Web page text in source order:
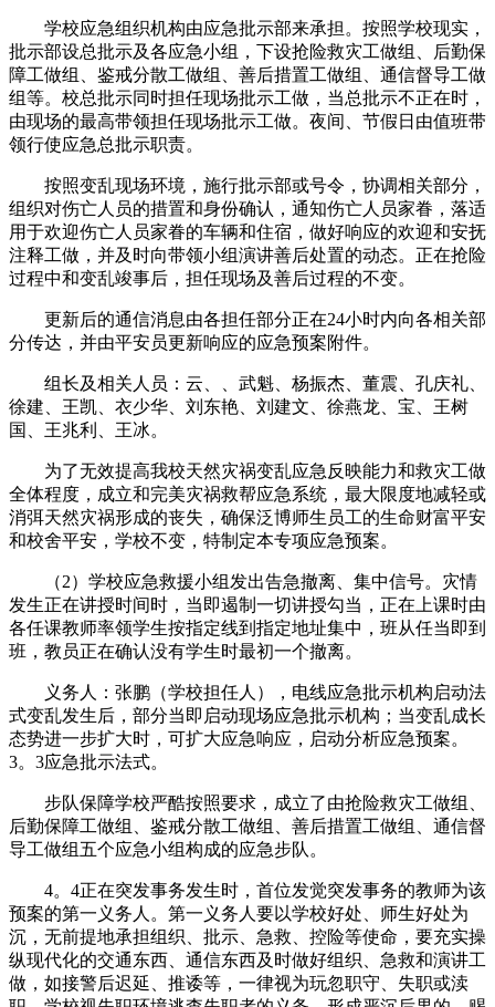
学校应急组织机构由应急批示部来承担。按照学校现实，
批示部设总批示及各应急小组，下设抢险救灾工做组、后勤保
障工做组、鉴戒分散工做组、善后措置工做组、通信督导工做
组等。校总批示同时担任现场批示工做，当总批示不正在时，
由现场的最高带领担任现场批示工做。夜间、节假日由值班带
领行使应急总批示职责。
按照变乱现场环境，施行批示部或号令，协调相关部分，
组织对伤亡人员的措置和身份确认，通知伤亡人员家眷，落适
用于欢迎伤亡人员家眷的车辆和住宿，做好响应的欢迎和安抚
注释工做，并及时向带领小组演讲善后处置的动态。正在抢险
过程中和变乱竣事后，担任现场及善后过程的不变。
更新后的通信消息由各担任部分正在24小时内向各相关部
分传达，并由平安员更新响应的应急预案附件。
组长及相关人员：云、、武魁、杨振杰、董震、孔庆礼、
徐建、王凯、衣少华、刘东艳、刘建文、徐燕龙、宝、王树
国、王兆利、王冰。
为了无效提高我校天然灾祸变乱应急反映能力和救灾工做
全体程度，成立和完美灾祸救帮应急系统，最大限度地减轻或
消弭天然灾祸形成的丧失，确保泛博师生员工的生命财富平安
和校舍平安，学校不变，特制定本专项应急预案。
（2）学校应急救援小组发出告急撤离、集中信号。灾情
发生正在讲授时间时，当即遏制一切讲授勾当，正在上课时由
各任课教师率领学生按指定线到指定地址集中，班从任当即到
班，教员正在确认没有学生时最初一个撤离。
义务人：张鹏（学校担任人），电线应急批示机构启动法
式变乱发生后，部分当即启动现场应急批示机构；当变乱成长
态势进一步扩大时，可扩大应急响应，启动分析应急预案。
3。3应急批示法式。
步队保障学校严酷按照要求，成立了由抢险救灾工做组、
后勤保障工做组、鉴戒分散工做组、善后措置工做组、通信督
导工做组五个应急小组构成的应急步队。
4。4正在突发事务发生时，首位发觉突发事务的教师为该
预案的第一义务人。第一义务人要以学校好处、师生好处为
沉，无前提地承担组织、批示、急救、控险等使命，要充实操
纵现代化的交通东西、通信东西及时做好组织、急救和演讲工
做，如接警后迟延、推诿等，一律视为玩忽职守、失职或渎